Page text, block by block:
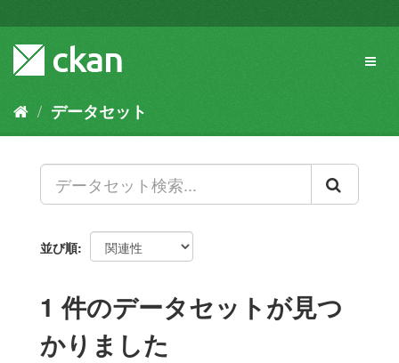
キ
容
データセット
並び順
1 件のデータセットが見つ
かりました